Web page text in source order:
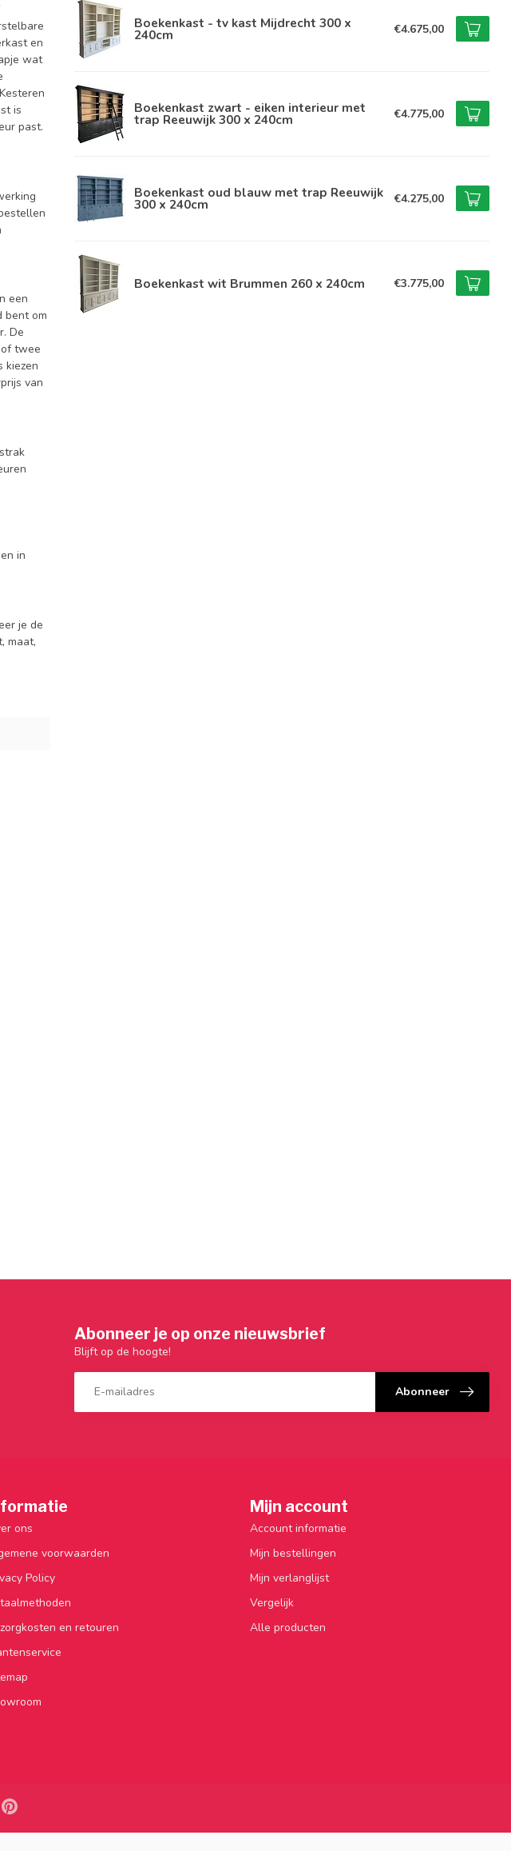
en
wat
is
past.
een
bent om
De
twee
kiezen
van
in
je de
maat,
Boekenkast - tv kast Mijdrecht 300 x
240cm €4.675,00
Boekenkast zwart - eiken interieur met
trap Reeuwijk 300 x 240cm €4.775,00
Boekenkast oud blauw met trap Reeuwijk
300 x 240cm €4.275,00
Boekenkast wit Brummen 260 x 240cm €3.775,00
Abonneer je op onze nieuwsbrief
Blijft op de hoogte!
Abonneer
ons
voorwaarden
Policy
en retouren
Mijn account
Account informatie
Mijn bestellingen
Mijn verlanglijst
Vergelijk
Alle producten